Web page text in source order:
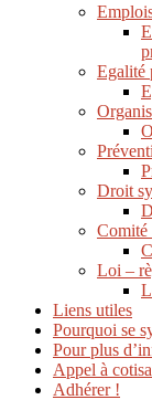
Egalité
Droit
Comité
Loi –
Liens utiles
Pourquoi se
Pour plus
Appel à
Adhérer !